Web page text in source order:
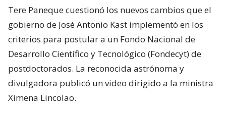
Tere Paneque cuestionó los nuevos cambios que el
gobierno de José Antonio Kast implementó en los
criterios para postular a un Fondo Nacional de
Desarrollo Científico y Tecnológico (Fondecyt) de
postdoctorados. La reconocida astrónoma y
divulgadora publicó un video dirigido a la ministra
Ximena Lincolao.